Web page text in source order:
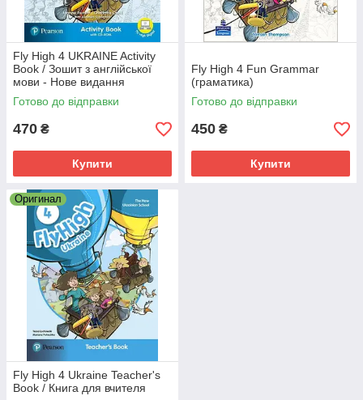
Fly High 4 UKRAINE Activity
Book / Зошит з англійської
мови - Нове видання
Готово до відправки
470 ₴
Купити
Fly High 4 Fun Grammar
(граматика)
Готово до відправки
450 ₴
Купити
Оригинал
Fly High 4 Ukraine Teacher's
Book / Книга для вчителя